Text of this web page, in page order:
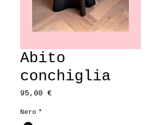
Abito
conchiglia
95,00 €
Nero *